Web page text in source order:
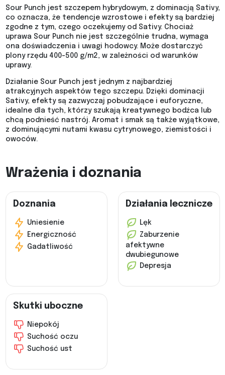
Sour Punch jest szczepem hybrydowym, z dominacją Sativy,
co oznacza, że tendencje wzrostowe i efekty są bardziej
zgodne z tym, czego oczekujemy od Sativy. Chociaż
uprawa Sour Punch nie jest szczególnie trudna, wymaga
ona doświadczenia i uwagi hodowcy. Może dostarczyć
plony rzędu 400-500 g/m2, w zależności od warunków
uprawy.
Działanie Sour Punch jest jednym z najbardziej
atrakcyjnych aspektów tego szczepu. Dzięki dominacji
Sativy, efekty są zazwyczaj pobudzające i euforyczne,
idealne dla tych, którzy szukają kreatywnego bodźca lub
chcą podnieść nastrój. Aromat i smak są także wyjątkowe,
z dominującymi nutami kwasu cytrynowego, ziemistości i
owoców.
Wrażenia i doznania
Doznania
Uniesienie
Energiczność
Gadatliwość
Działania lecznicze
Lęk
Zaburzenie
afektywne
dwubiegunowe
Depresja
Skutki uboczne
Niepokój
Suchość oczu
Suchość ust